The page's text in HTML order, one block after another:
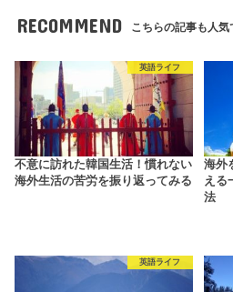
RECOMMEND こちらの記事も人気
英語ライフ
不意に訪れた韓国生活！慣れない
海外生活の苦労を振り返ってみる
海外
える
法
英語ライフ